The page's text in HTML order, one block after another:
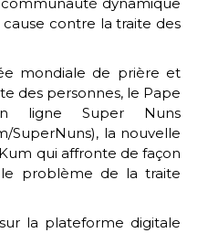
contre la traite des
mondiale de prière et
des personnes, le Pape
ligne Super Nuns
SuperNuns), la nouvelle
qui affronte de façon
problème de la traite
la plateforme digitale